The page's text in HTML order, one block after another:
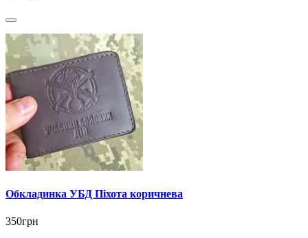
Обкладинка УБД Піхота коричнева
350грн